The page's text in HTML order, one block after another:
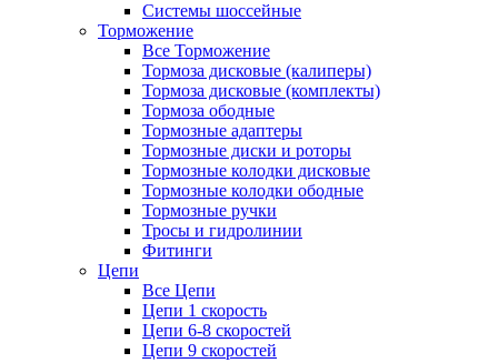
Системы шоссейные
Торможение
Все Торможение
Тормоза дисковые (калиперы)
Тормоза дисковые (комплекты)
Тормоза ободные
Тормозные адаптеры
Тормозные диски и роторы
Тормозные колодки дисковые
Тормозные колодки ободные
Тормозные ручки
Тросы и гидролинии
Фитинги
Цепи
Все Цепи
Цепи 1 скорость
Цепи 6-8 скоростей
Цепи 9 скоростей